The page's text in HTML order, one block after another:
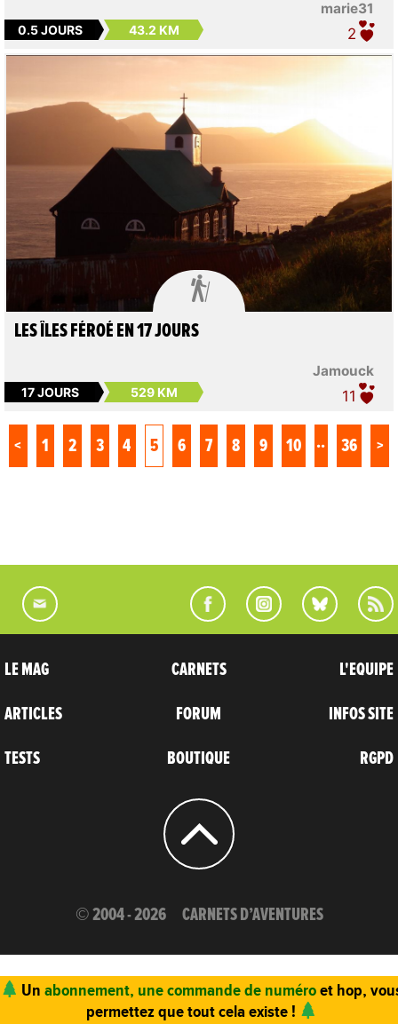
marie31
0.5 JOURS 43.2 KM 2

Jamouck
LES ÎLES FÉROÉ EN 17 JOURS
17 JOURS 529 KM 11
< 1 2 3 4 5 6 7 8 9 10 .. 36 >
LE MAG
ARTICLES
TESTS
CARNETS
FORUM
BOUTIQUE
L'EQUIPE
INFOS SITE
RGPD
© 2004 - 2026 CARNETS D’AVENTURES
Un abonnement, une commande de numéroet hop,
permettez que tout cela existe !